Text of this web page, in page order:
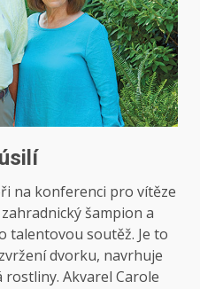
na konferenci pro vítěze
šampion a
talentovou soutěž. Je to
dvorku, navrhuje
Akvarel Carole